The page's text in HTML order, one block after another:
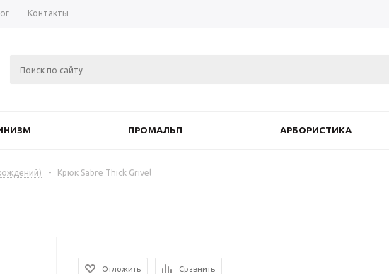
Контакты
ПРОМАЛЬП АРБОРИСТИКА
- Крюк Sabre Thick Grivel
Отложить Сравнить